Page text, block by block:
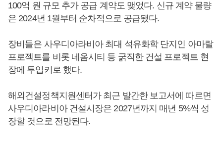
100억 원 규모 추가 공급 계약도 맺었다. 신규 계약 물량
은 2024년 1월부터 순차적으로 공급됐다.
장비들은 사우디아라비아 최대 석유화학 단지인 아마랄
프로젝트를 비롯 네옴시티 등 굵직한 건설 프로젝트 현
장에 투입키로 했다.
해외건설정책지원센터가 최근 발간한 보고서에 따르면
사우디아라비아 건설시장은 2027년까지 매년 5%씩 성
장할 것으로 전망된다.